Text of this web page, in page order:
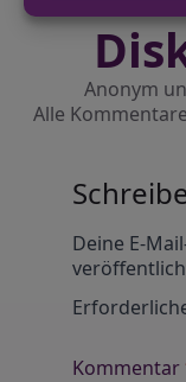
Anonym
Alle
Deine E-
Kommentar